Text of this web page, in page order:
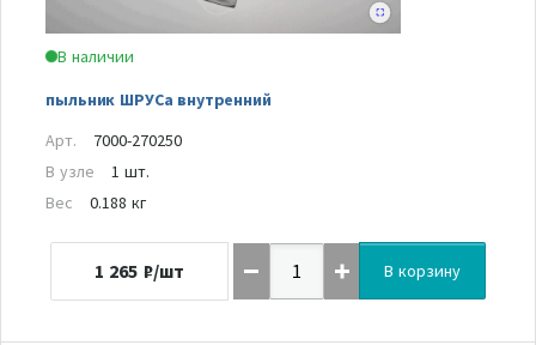
В наличии
пыльник ШРУСа внутренний
Арт.
7000-270250
В узле
1 шт.
Вес
0.188 кг
1 265 ₽/шт В корзину